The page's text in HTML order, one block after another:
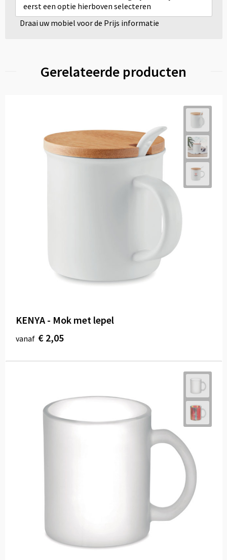
eerst een optie hierboven selecteren
Draai uw mobiel voor de Prijs informatie
Gerelateerde producten
KENYA - Mok met lepel
vanaf € 2,05